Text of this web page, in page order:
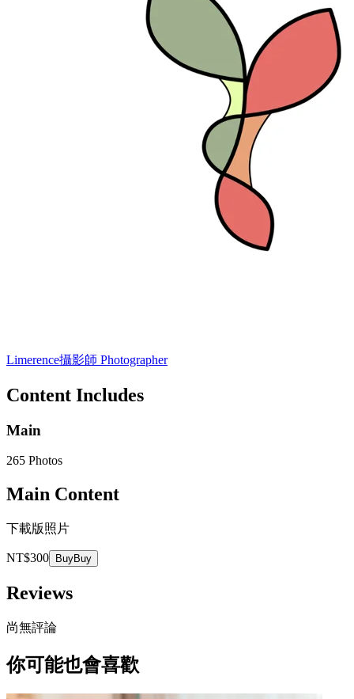
Limerence攝影師 Photographer
Content Includes
Main
265 Photos
Main Content
下載版照片
NT$300 BuyBuy
Reviews
尚無評論
你可能也會喜歡